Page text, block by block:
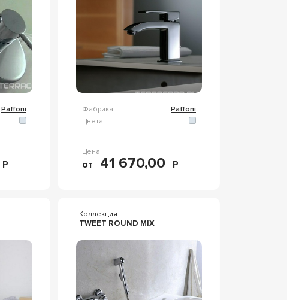
Paffoni
Р
Фабрика:
Paffoni
Цвета:
Цена
от 41 670,00 Р
Коллекция
TWEET ROUND MIX